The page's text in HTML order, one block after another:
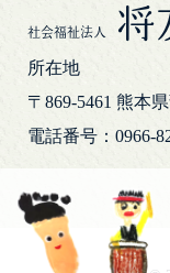
社会福祉法人 将
所在地
〒869-5461 熊本
電話番号：0966-